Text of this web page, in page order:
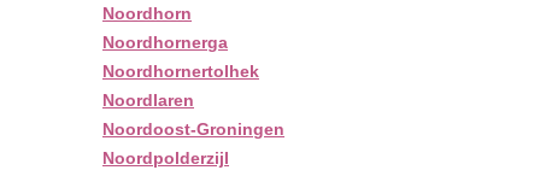
Noordhorn
Noordhornerga
Noordhornertolhek
Noordlaren
Noordoost-Groningen
Noordpolderzijl